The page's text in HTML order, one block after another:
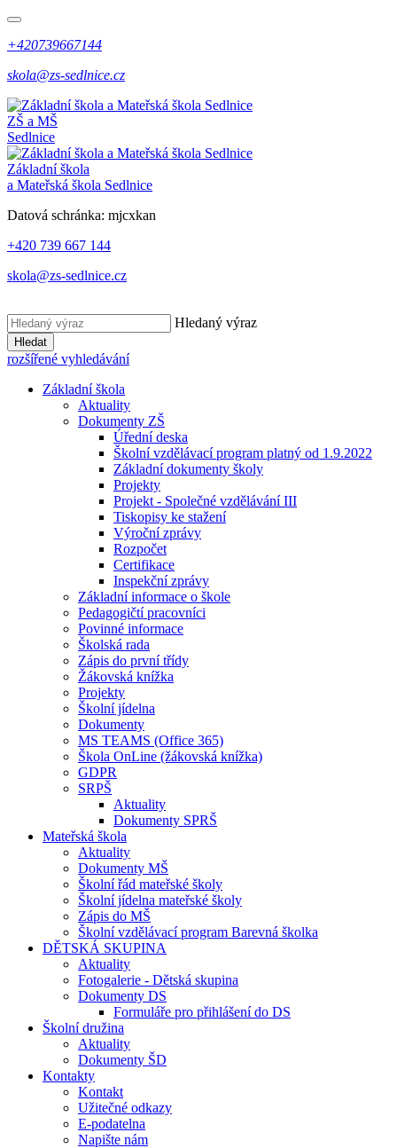
+420739667144
skola@zs-sedlnice.cz
ZŠ a MŠ
Sedlnice
Základní škola
a Mateřská škola Sedlnice
Datová schránka: mjcxkan
+420 739 667 144
skola@zs-sedlnice.cz
Hledaný výraz
Hledat
rozšířené vyhledávání
Základní škola
Aktuality
Dokumenty ZŠ
Úřední deska
Školní vzdělávací program platný od 1.9.2022
Základní dokumenty školy
Projekty
Projekt - Společné vzdělávání III
Tiskopisy ke stažení
Výroční zprávy
Rozpočet
Certifikace
Inspekční zprávy
Základní informace o škole
Pedagogičtí pracovníci
Povinné informace
Školská rada
Zápis do první třídy
Žákovská knížka
Projekty
Školní jídelna
Dokumenty
MS TEAMS (Office 365)
Škola OnLine (žákovská knížka)
GDPR
SRPŠ
Aktuality
Dokumenty SPRŠ
Mateřská škola
Aktuality
Dokumenty MŠ
Školní řád mateřské školy
Školní jídelna mateřské školy
Zápis do MŠ
Školní vzdělávací program Barevná školka
DĚTSKÁ SKUPINA
Aktuality
Fotogalerie - Dětská skupina
Dokumenty DS
Formuláře pro přihlášení do DS
Školní družina
Aktuality
Dokumenty ŠD
Kontakty
Kontakt
Užitečné odkazy
E-podatelna
Napište nám